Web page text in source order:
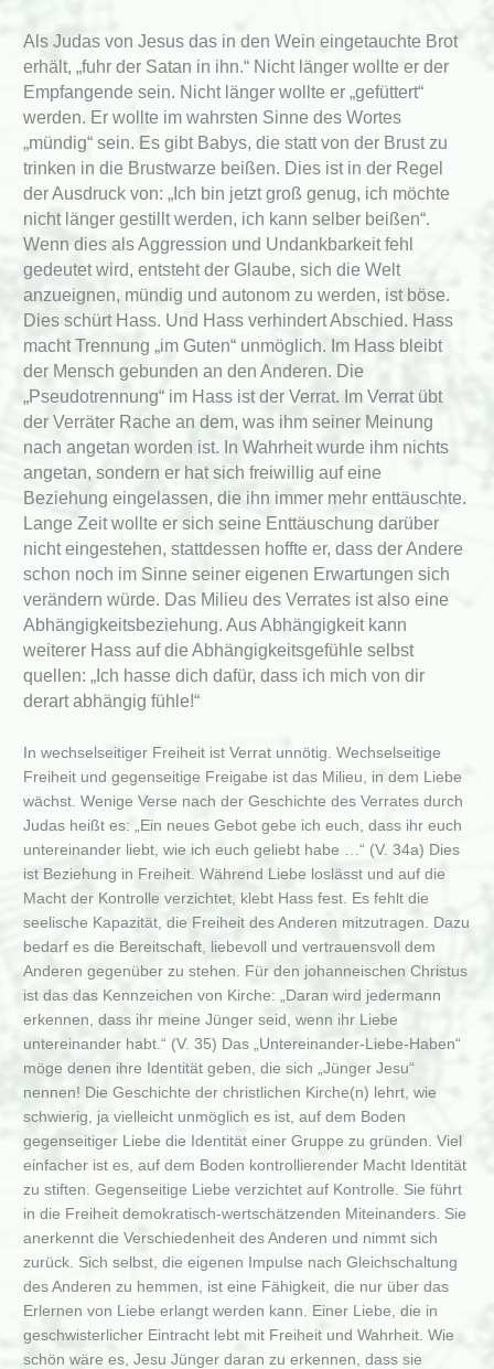
Als Judas von Jesus das in den Wein eingetauchte Brot
erhält, „fuhr der Satan in ihn.“ Nicht länger wollte er der
Empfangende sein. Nicht länger wollte er „gefüttert“
werden. Er wollte im wahrsten Sinne des Wortes
„mündig“ sein. Es gibt Babys, die statt von der Brust zu
trinken in die Brustwarze beißen. Dies ist in der Regel
der Ausdruck von: „Ich bin jetzt groß genug, ich möchte
nicht länger gestillt werden, ich kann selber beißen“.
Wenn dies als Aggression und Undankbarkeit fehl
gedeutet wird, entsteht der Glaube, sich die Welt
anzueignen, mündig und autonom zu werden, ist böse.
Dies schürt Hass. Und Hass verhindert Abschied. Hass
macht Trennung „im Guten“ unmöglich. Im Hass bleibt
der Mensch gebunden an den Anderen. Die
„Pseudotrennung“ im Hass ist der Verrat. Im Verrat übt
der Verräter Rache an dem, was ihm seiner Meinung
nach angetan worden ist. In Wahrheit wurde ihm nichts
angetan, sondern er hat sich freiwillig auf eine
Beziehung eingelassen, die ihn immer mehr enttäuschte.
Lange Zeit wollte er sich seine Enttäuschung darüber
nicht eingestehen, stattdessen hoffte er, dass der Andere
schon noch im Sinne seiner eigenen Erwartungen sich
verändern würde. Das Milieu des Verrates ist also eine
Abhängigkeitsbeziehung. Aus Abhängigkeit kann
weiterer Hass auf die Abhängigkeitsgefühle selbst
quellen: „Ich hasse dich dafür, dass ich mich von dir
derart abhängig fühle!“
In wechselseitiger Freiheit ist Verrat unnötig. Wechselseitige
Freiheit und gegenseitige Freigabe ist das Milieu, in dem Liebe
wächst. Wenige Verse nach der Geschichte des Verrates durch
Judas heißt es: „Ein neues Gebot gebe ich euch, dass ihr euch
untereinander liebt, wie ich euch geliebt habe …“ (V. 34a) Dies
ist Beziehung in Freiheit. Während Liebe loslässt und auf die
Macht der Kontrolle verzichtet, klebt Hass fest. Es fehlt die
seelische Kapazität, die Freiheit des Anderen mitzutragen. Dazu
bedarf es die Bereitschaft, liebevoll und vertrauensvoll dem
Anderen gegenüber zu stehen. Für den johanneischen Christus
ist das das Kennzeichen von Kirche: „Daran wird jedermann
erkennen, dass ihr meine Jünger seid, wenn ihr Liebe
untereinander habt.“ (V. 35) Das „Untereinander-Liebe-Haben“
möge denen ihre Identität geben, die sich „Jünger Jesu“
nennen! Die Geschichte der christlichen Kirche(n) lehrt, wie
schwierig, ja vielleicht unmöglich es ist, auf dem Boden
gegenseitiger Liebe die Identität einer Gruppe zu gründen. Viel
einfacher ist es, auf dem Boden kontrollierender Macht Identität
zu stiften. Gegenseitige Liebe verzichtet auf Kontrolle. Sie führt
in die Freiheit demokratisch-wertschätzenden Miteinanders. Sie
anerkennt die Verschiedenheit des Anderen und nimmt sich
zurück. Sich selbst, die eigenen Impulse nach Gleichschaltung
des Anderen zu hemmen, ist eine Fähigkeit, die nur über das
Erlernen von Liebe erlangt werden kann. Einer Liebe, die in
geschwisterlicher Eintracht lebt mit Freiheit und Wahrheit. Wie
schön wäre es, Jesu Jünger daran zu erkennen, dass sie